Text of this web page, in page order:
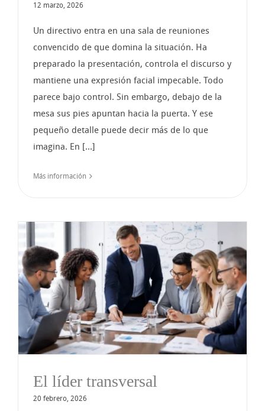
12 marzo, 2026
Un directivo entra en una sala de reuniones
convencido de que domina la situación. Ha
preparado la presentación, controla el discurso y
mantiene una expresión facial impecable. Todo
parece bajo control. Sin embargo, debajo de la
mesa sus pies apuntan hacia la puerta. Y ese
pequeño detalle puede decir más de lo que
imagina. En [...]
Más información
El líder transversal
20 febrero, 2026